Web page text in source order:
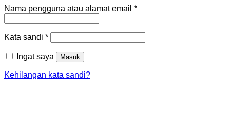
Nama pengguna atau alamat email *Wajib
Kata sandi *Wajib
Ingat saya Masuk
Kehilangan kata sandi?